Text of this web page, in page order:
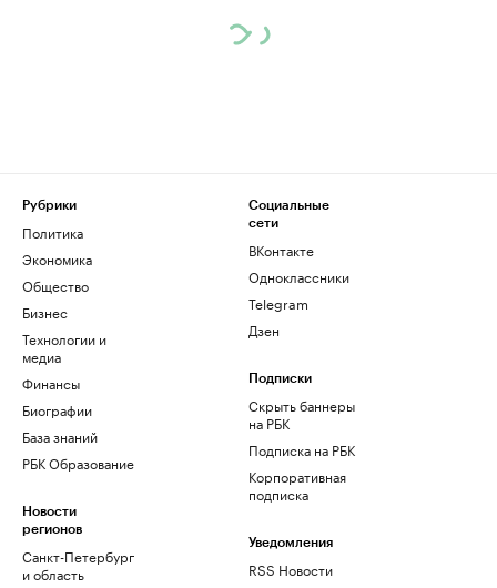
Рубрики
Политика
Экономика
Общество
Бизнес
Технологии и
медиа
Финансы
Биографии
База знаний
РБК Образование
Новости
регионов
Санкт-Петербург
и область
Социальные
сети
ВКонтакте
Одноклассники
Telegram
Дзен
Подписки
Скрыть баннеры
на РБК
Подписка на РБК
Корпоративная
подписка
Уведомления
RSS Новости